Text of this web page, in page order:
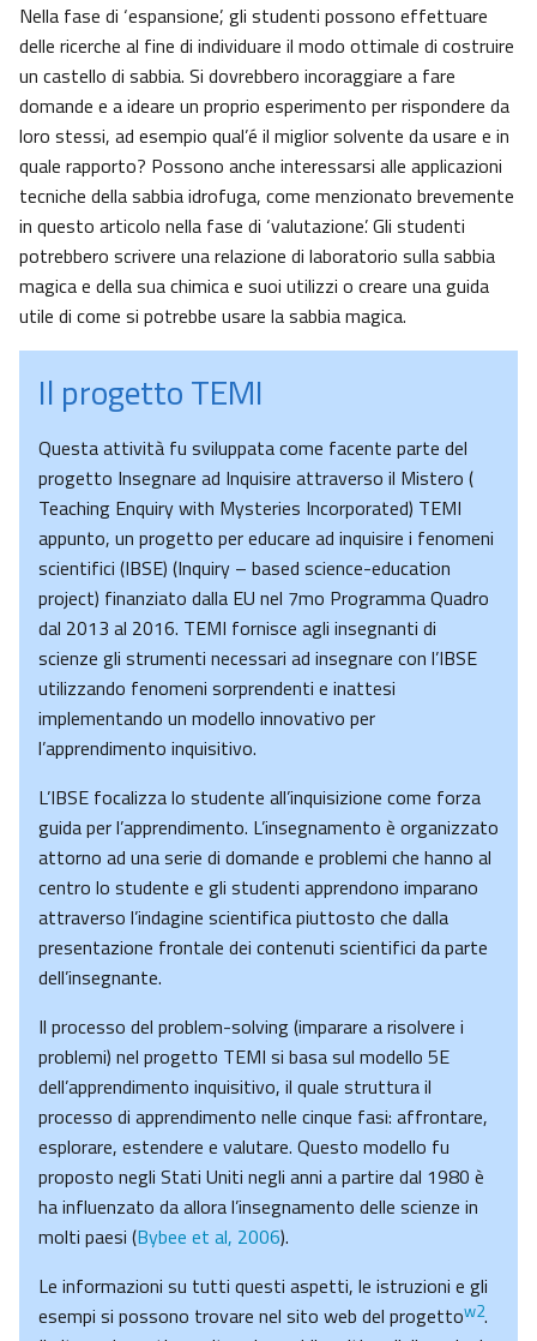
Nella fase di ‘espansione’, gli studenti possono effettuare
delle ricerche al fine di individuare il modo ottimale di costruire
un castello di sabbia. Si dovrebbero incoraggiare a fare
domande e a ideare un proprio esperimento per rispondere da
loro stessi, ad esempio qual’é il miglior solvente da usare e in
quale rapporto? Possono anche interessarsi alle applicazioni
tecniche della sabbia idrofuga, come menzionato brevemente
in questo articolo nella fase di ‘valutazione’. Gli studenti
potrebbero scrivere una relazione di laboratorio sulla sabbia
magica e della sua chimica e suoi utilizzi o creare una guida
utile di come si potrebbe usare la sabbia magica.
Il progetto TEMI
Questa attività fu sviluppata come facente parte del
progetto Insegnare ad Inquisire attraverso il Mistero (
Teaching Enquiry with Mysteries Incorporated) TEMI
appunto, un progetto per educare ad inquisire i fenomeni
scientifici (IBSE) (Inquiry – based science-education
project) finanziato dalla EU nel 7mo Programma Quadro
dal 2013 al 2016. TEMI fornisce agli insegnanti di
scienze gli strumenti necessari ad insegnare con l’IBSE
utilizzando fenomeni sorprendenti e inattesi
implementando un modello innovativo per
l’apprendimento inquisitivo.
L’IBSE focalizza lo studente all’inquisizione come forza
guida per l’apprendimento. L’insegnamento è organizzato
attorno ad una serie di domande e problemi che hanno al
centro lo studente e gli studenti apprendono imparano
attraverso l’indagine scientifica piuttosto che dalla
presentazione frontale dei contenuti scientifici da parte
dell’insegnante.
Il processo del problem-solving (imparare a risolvere i
problemi) nel progetto TEMI si basa sul modello 5E
dell’apprendimento inquisitivo, il quale struttura il
processo di apprendimento nelle cinque fasi: affrontare,
esplorare, estendere e valutare. Questo modello fu
proposto negli Stati Uniti negli anni a partire dal 1980 è
ha influenzato da allora l’insegnamento delle scienze in
molti paesi (Bybee et al, 2006).
Le informazioni su tutti questi aspetti, le istruzioni e gli
esempi si possono trovare nel sito web del progettow2.